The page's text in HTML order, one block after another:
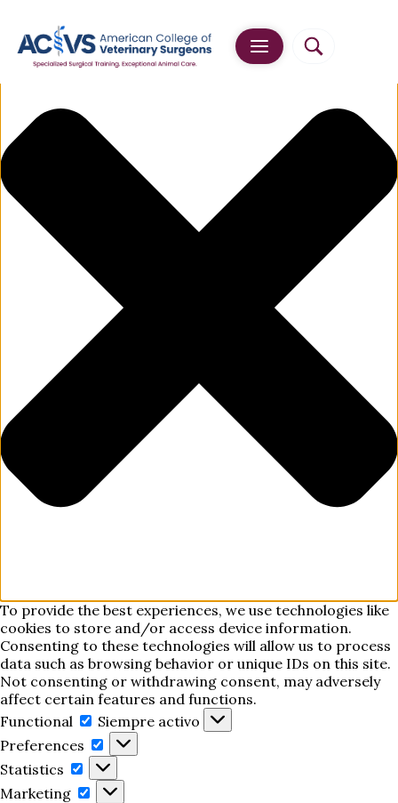
To provide the best experiences, we use technologies like
cookies to store and/or access device information.
Consenting to these technologies will allow us to process
data such as browsing behavior or unique IDs on this site.
Not consenting or withdrawing consent, may adversely
affect certain features and functions.
Functional
Functional
Siempre activo
Preferences
Preferences
Statistics
Statistics
Marketing
Marketing